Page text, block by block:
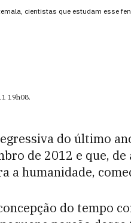
cientistas que estudam esse
19h08.
do último
de 2012 e que,
a humanidade,
do tempo